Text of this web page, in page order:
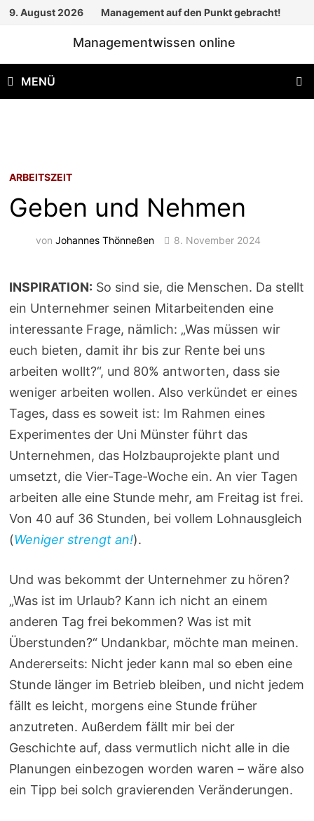
Zum
9. August 2026 Management auf den Punkt gebracht!
Managementwissen online
MENÜ
ARBEITSZEIT
Geben und Nehmen
vonJohannes Thönneßen 8. November 2024
INSPIRATION: So sind sie, die Menschen. Da stellt
ein Unternehmer seinen Mitarbeitenden eine
interessante Frage, nämlich: „Was müssen wir
euch bieten, damit ihr bis zur Rente bei uns
arbeiten wollt?“, und 80% antworten, dass sie
weniger arbeiten wollen. Also verkündet er eines
Tages, dass es soweit ist: Im Rahmen eines
Experimentes der Uni Münster führt das
Unternehmen, das Holzbauprojekte plant und
umsetzt, die Vier-Tage-Woche ein. An vier Tagen
arbeiten alle eine Stunde mehr, am Freitag ist frei.
Von 40 auf 36 Stunden, bei vollem Lohnausgleich
(Weniger strengt an!).
Und was bekommt der Unternehmer zu hören?
„Was ist im Urlaub? Kann ich nicht an einem
anderen Tag frei bekommen? Was ist mit
Überstunden?“ Undankbar, möchte man meinen.
Andererseits: Nicht jeder kann mal so eben eine
Stunde länger im Betrieb bleiben, und nicht jedem
fällt es leicht, morgens eine Stunde früher
anzutreten. Außerdem fällt mir bei der
Geschichte auf, dass vermutlich nicht alle in die
Planungen einbezogen worden waren – wäre also
ein Tipp bei solch gravierenden Veränderungen.